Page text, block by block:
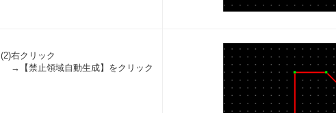
(2)右クリック
→【禁止領域自動生成】をクリック